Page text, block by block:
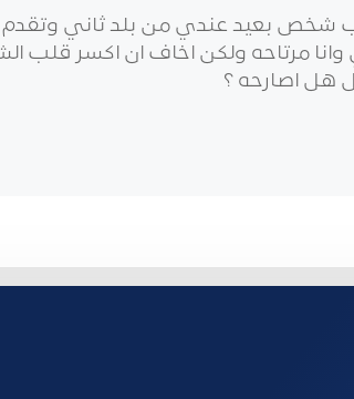
احب شخص بعيد عندي من بلد ثاني
وانا مرتاحه ولكن اخاف ان اكسر قلب
هل اصارحه ؟